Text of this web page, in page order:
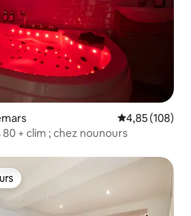
Note
4,85 (108)
Loveroom, Les années 80 + clim ; chez nounours